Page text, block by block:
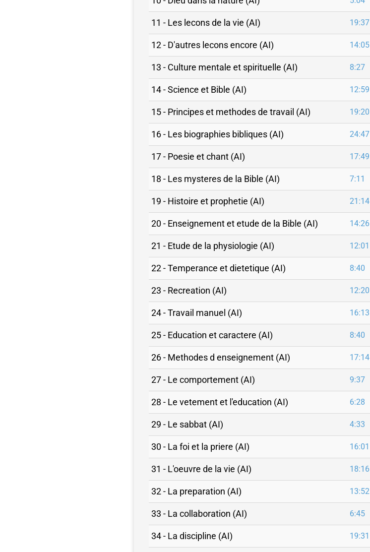
11 - Les lecons de la vie (AI) 19:37
12 - D'autres lecons encore (AI) 14:05
13 - Culture mentale et spirituelle (AI) 8:27
14 - Science et Bible (AI) 12:59
15 - Principes et methodes de travail (AI) 19:20
16 - Les biographies bibliques (AI) 24:47
17 - Poesie et chant (AI) 17:49
18 - Les mysteres de la Bible (AI) 7:11
19 - Histoire et prophetie (AI) 21:14
20 - Enseignement et etude de la Bible (AI) 14:26
21 - Etude de la physiologie (AI) 12:01
22 - Temperance et dietetique (AI) 8:40
23 - Recreation (AI) 12:20
24 - Travail manuel (AI) 16:13
25 - Education et caractere (AI) 8:40
26 - Methodes d enseignement (AI) 17:14
27 - Le comportement (AI) 9:37
28 - Le vetement et l'education (AI) 6:28
29 - Le sabbat (AI) 4:33
30 - La foi et la priere (AI) 16:01
31 - L'oeuvre de la vie (AI) 18:16
32 - La preparation (AI) 13:52
33 - La collaboration (AI) 6:45
34 - La discipline (AI) 19:31